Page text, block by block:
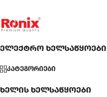
ელექტრო ხელსაწყოები
კატეგორიები
ხელის ხელსაწყოები